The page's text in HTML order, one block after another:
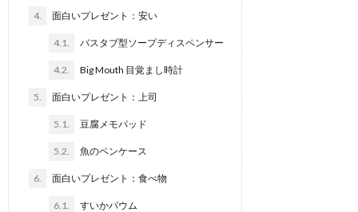
4. 面白いプレゼント：安い
4.1. バスタブ型ソープディスペンサー
4.2. Big Mouth 目覚まし時計
5. 面白いプレゼント：上司
5.1. 豆腐メモパッド
5.2. 魚のペンケース
6. 面白いプレゼント：食べ物
6.1. すいかバウム